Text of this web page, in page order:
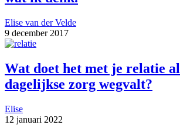
Elise van der Velde
9 december 2017
Wat doet het met je relatie
dagelijkse zorg wegvalt?
Elise
12 januari 2022